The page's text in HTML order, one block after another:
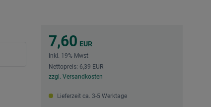
7,60 EUR
inkl. 19% Mwst
Nettopreis: 6,39 EUR
zzgl. Versandkosten
Lieferzeit ca. 3-5 Werktage